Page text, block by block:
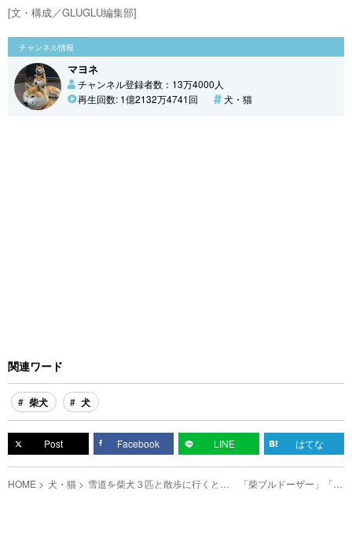
[文・構成／GLUGLU編集部]
チャンネル情報
マヨネ
チャンネル登録者数：13万4000人
再生回数: 1億2132万4741回
犬・猫
関連ワード
柴犬 犬
Post Facebook LINE はてな
HOME 犬・猫 雪道を柴犬３匹と散歩に行くと… 「柴ブルドーザー」「動
きがシンクロ」の声